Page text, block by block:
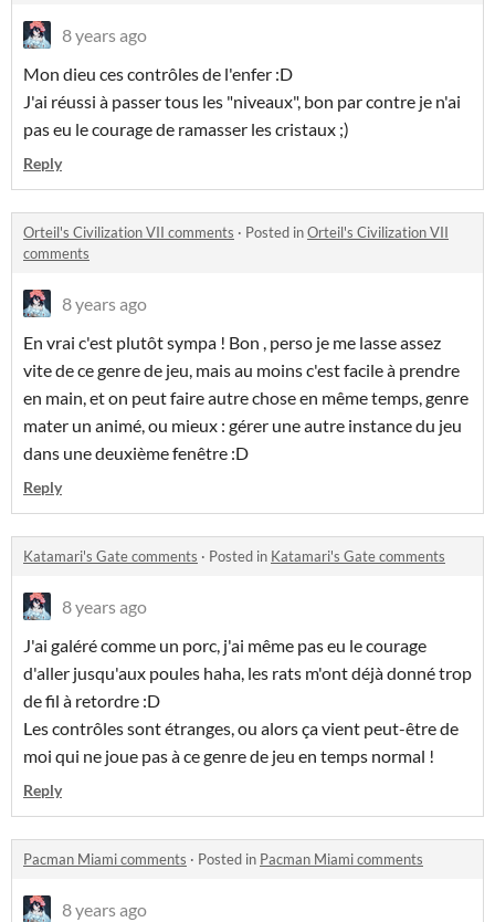
8 years ago
Mon dieu ces contrôles de l'enfer :D
J'ai réussi à passer tous les "niveaux", bon par contre je n'ai
pas eu le courage de ramasser les cristaux ;)
Reply
Orteil's Civilization VII comments · Posted inOrteil's Civilization VII
comments
8 years ago
En vrai c'est plutôt sympa ! Bon , perso je me lasse assez
vite de ce genre de jeu, mais au moins c'est facile à prendre
en main, et on peut faire autre chose en même temps, genre
mater un animé, ou mieux : gérer une autre instance du jeu
dans une deuxième fenêtre :D
Reply
Katamari's Gate comments · Posted in Katamari's Gate comments
8 years ago
J'ai galéré comme un porc, j'ai même pas eu le courage
d'aller jusqu'aux poules haha, les rats m'ont déjà donné trop
de fil à retordre :D
Les contrôles sont étranges, ou alors ça vient peut-être de
moi qui ne joue pas à ce genre de jeu en temps normal !
Reply
Pacman Miami comments · Posted in Pacman Miami comments
8 years ago